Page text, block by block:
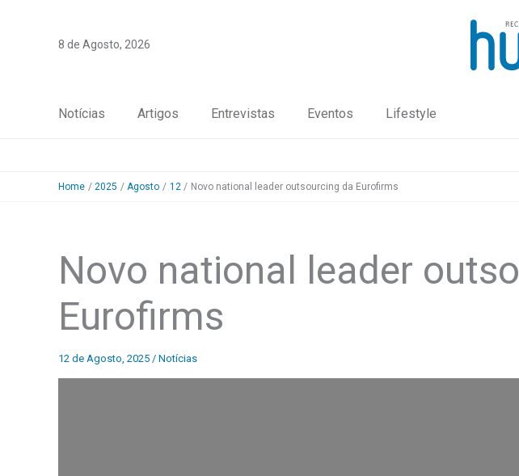
8 de Agosto, 2026
Notícias Artigos Entrevistas Eventos Lifestyle
Home 2025 Agosto 12 Novo national leader outsourcing da Eurofirms
Novo national leader
Eurofirms
12 de Agosto, 2025 / Notícias